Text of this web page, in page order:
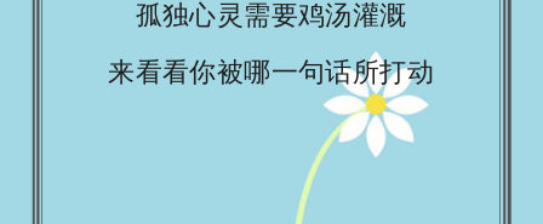
孤独心灵需要鸡汤灌溉
来看看你被哪一句话所打动